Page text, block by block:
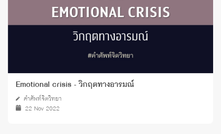
Emotional crisis - วิกฤตทางอารมณ์
คำศัพท์จิตวิทยา
22 Nov 2022